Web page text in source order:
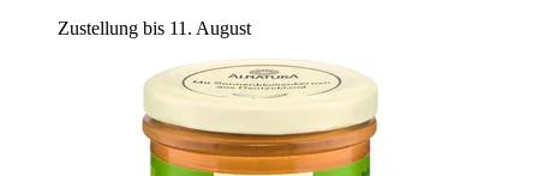
Zustellung bis 11. August